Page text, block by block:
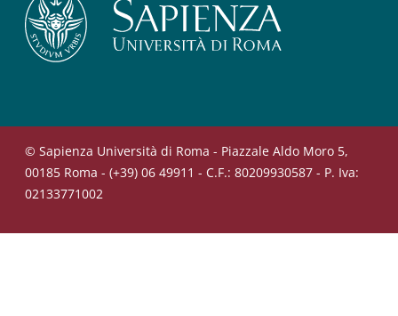
© Sapienza Università di Roma - Piazzale Aldo Moro 5,
00185 Roma - (+39) 06 49911 - C.F.: 80209930587 - P. Iva:
02133771002